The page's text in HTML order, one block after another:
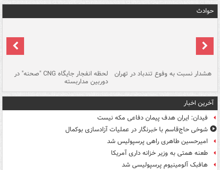
حوادث
هشدار نسبت به وفوع تندباد در تهران لحظه انفجار جایگاه CNG "صحنه" در
دوربین مداربسته
آخرین اخبار
فیدان: ایران هدف پیمان دفاعی مکه نیست
شوخی حاج‌قاسم با خبرنگار در عملیات آزادسازی بوکمال
امیرحسین طاهری راهی پرسپولیس شد
طعنه همتی به وزیر خزانه داری آمریکا
هافبک آلومینیوم پرسپولیسی شد